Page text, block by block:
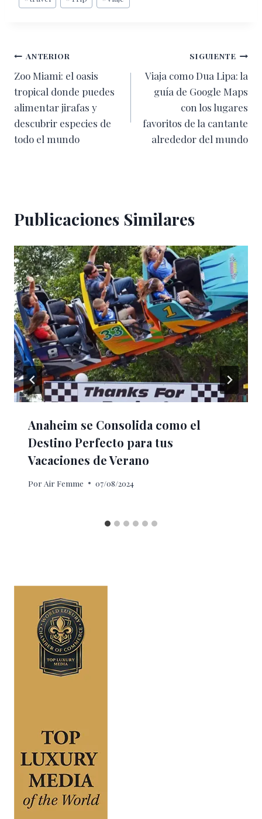
de
Navegación
de
entradas
ANTERIOR
Zoo Miami: el oasis
tropical donde puedes
alimentar jirafas y
descubrir especies de
todo el mundo
SIGUIENTE
Viaja como Dua Lipa: la
guía de Google Maps
con los lugares
favoritos de la cantante
alrededor del mundo
Publicaciones Similares
Anaheim se Consolida como el
Destino Perfecto para tus
Vacaciones de Verano
Por Air Femme 07/08/2024